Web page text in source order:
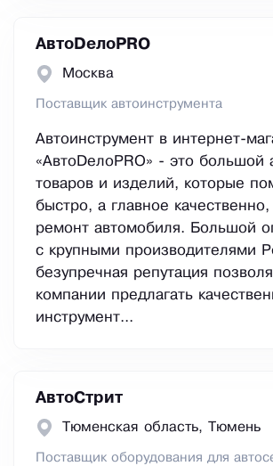
АвтоDeлоPRO
Москва
Поставщик автоинструмента
Автоинструмент в интернет-
«АвтоDeлоPRO» - это большой
товаров и изделий, которые
быстро, а главное
ремонт автомобиля. Большой
с крупными производителями
безупречная репутация
компании предлагать
инструмент...
АвтоСтрит
Тюменская область, Тюмень
Поставщик оборудования для